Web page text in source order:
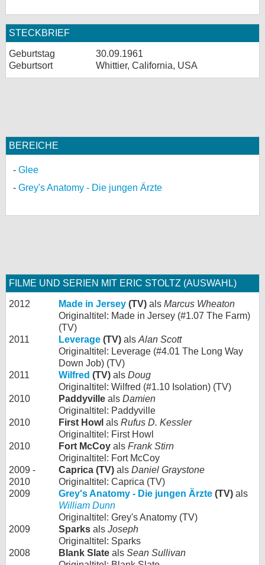
STECKBRIEF
Geburtstag
30.09.1961
Geburtsort
Whittier, California, USA
BEREICHE
Glee
Grey's Anatomy - Die jungen Ärzte
FILME UND SERIEN MIT ERIC STOLTZ (AUSWAHL)
2012 Made in Jersey (TV) als Marcus Wheaton
Originaltitel: Made in Jersey (#1.07 The Farm)
(TV)
2011
Leverage (TV) als Alan Scott
Originaltitel: Leverage (#4.01 The Long Way
Down Job) (TV)
2011
Wilfred (TV) als Doug
Originaltitel: Wilfred (#1.10 Isolation) (TV)
2010
Paddyville als Damien
Originaltitel: Paddyville
2010
First Howl als Rufus D. Kessler
Originaltitel: First Howl
2010
Fort McCoy als Frank Stirn
Originaltitel: Fort McCoy
2009 -
2010
Caprica (TV) als Daniel Graystone
Originaltitel: Caprica (TV)
2009
Grey's Anatomy - Die jungen Ärzte (TV) als
William Dunn
Originaltitel: Grey's Anatomy (TV)
2009
Sparks als Joseph
Originaltitel: Sparks
2008
Blank Slate als Sean Sullivan